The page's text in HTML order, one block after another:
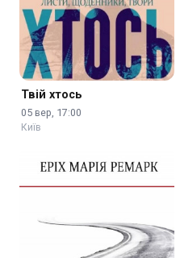
Твій хтось
05 вер, 17:00
Київ